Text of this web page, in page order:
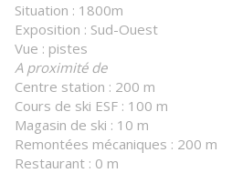
Situation : 1800m
Exposition : Sud-Ouest
Vue : pistes
A proximité de
Centre station : 200 m
Cours de ski ESF : 100 m
Magasin de ski : 10 m
Remontées mécaniques : 200 m
Restaurant : 0 m